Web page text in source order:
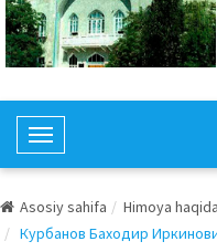
T
o
g
l
Asosiy sahifa
Himoya
Курбанов Баходир